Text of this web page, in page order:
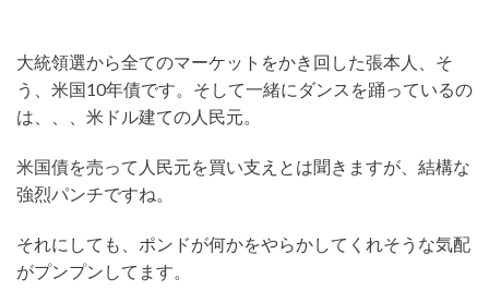
大統領選から全てのマーケットをかき回した張本人、そ
う、米国10年債です。そして一緒にダンスを踊っているの
は、、、米ドル建ての人民元。
米国債を売って人民元を買い支えとは聞きますが、結構な
強烈パンチですね。
それにしても、ポンドが何かをやらかしてくれそうな気配
がプンプンしてます。